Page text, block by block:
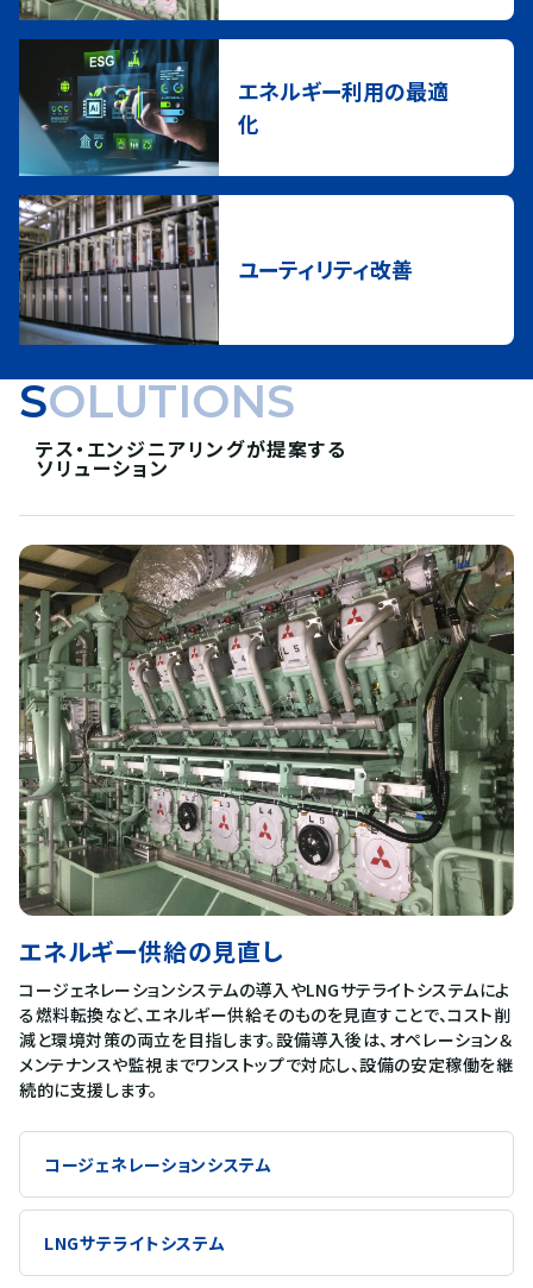
エネルギー利用の最適
化
ユーティリティ改善
SOLUTIONS
テス・エンジニアリングが提案する
ソリューション
エネルギー供給の見直し
コージェネレーションシステムの導入やLNGサテライトシステムによ
る燃料転換など、エネルギー供給そのものを見直すことで、コスト削
減と環境対策の両立を目指します。設備導入後は、オペレーション＆
メンテナンスや監視までワンストップで対応し、設備の安定稼働を継
続的に支援します。
コージェネレーションシステム
LNGサテライトシステム